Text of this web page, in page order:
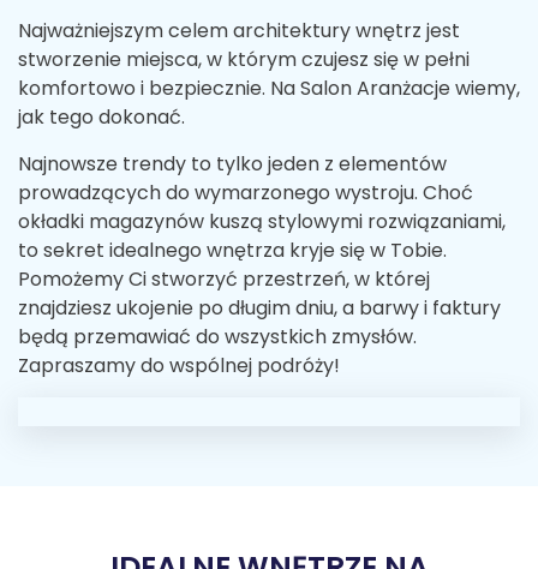
Najważniejszym celem architektury wnętrz jest
stworzenie miejsca, w którym czujesz się w pełni
komfortowo i bezpiecznie. Na Salon Aranżacje wiemy,
jak tego dokonać.
Najnowsze trendy to tylko jeden z elementów
prowadzących do wymarzonego wystroju. Choć
okładki magazynów kuszą stylowymi rozwiązaniami,
to sekret idealnego wnętrza kryje się w Tobie.
Pomożemy Ci stworzyć przestrzeń, w której
znajdziesz ukojenie po długim dniu, a barwy i faktury
będą przemawiać do wszystkich zmysłów.
Zapraszamy do wspólnej podróży!